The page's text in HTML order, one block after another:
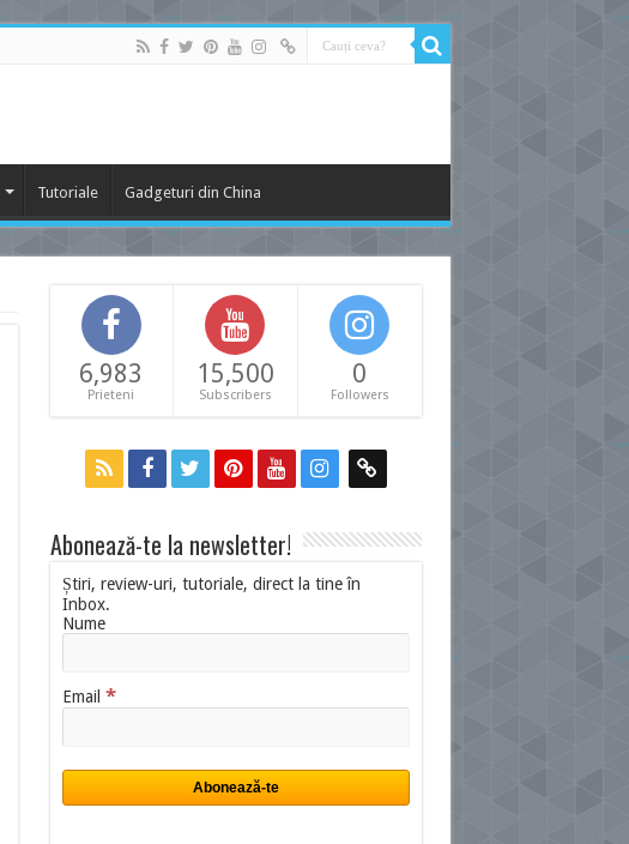
Tutoriale Gadgeturi din China
6,983
Prieteni
15,500
Subscribers
0
Followers
Abonează-te la newsletter!
Știri, review-uri, tutoriale, direct la tine în
Inbox.
Nume
Email *